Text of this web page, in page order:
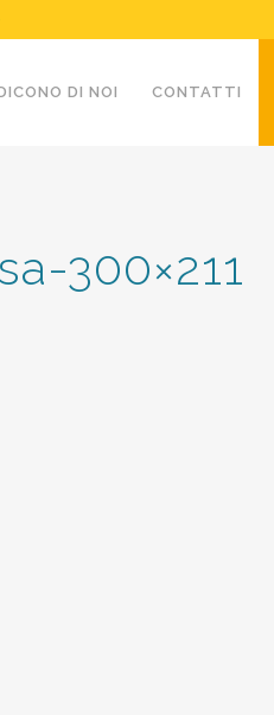
DI NOI CONTATTI
300×211